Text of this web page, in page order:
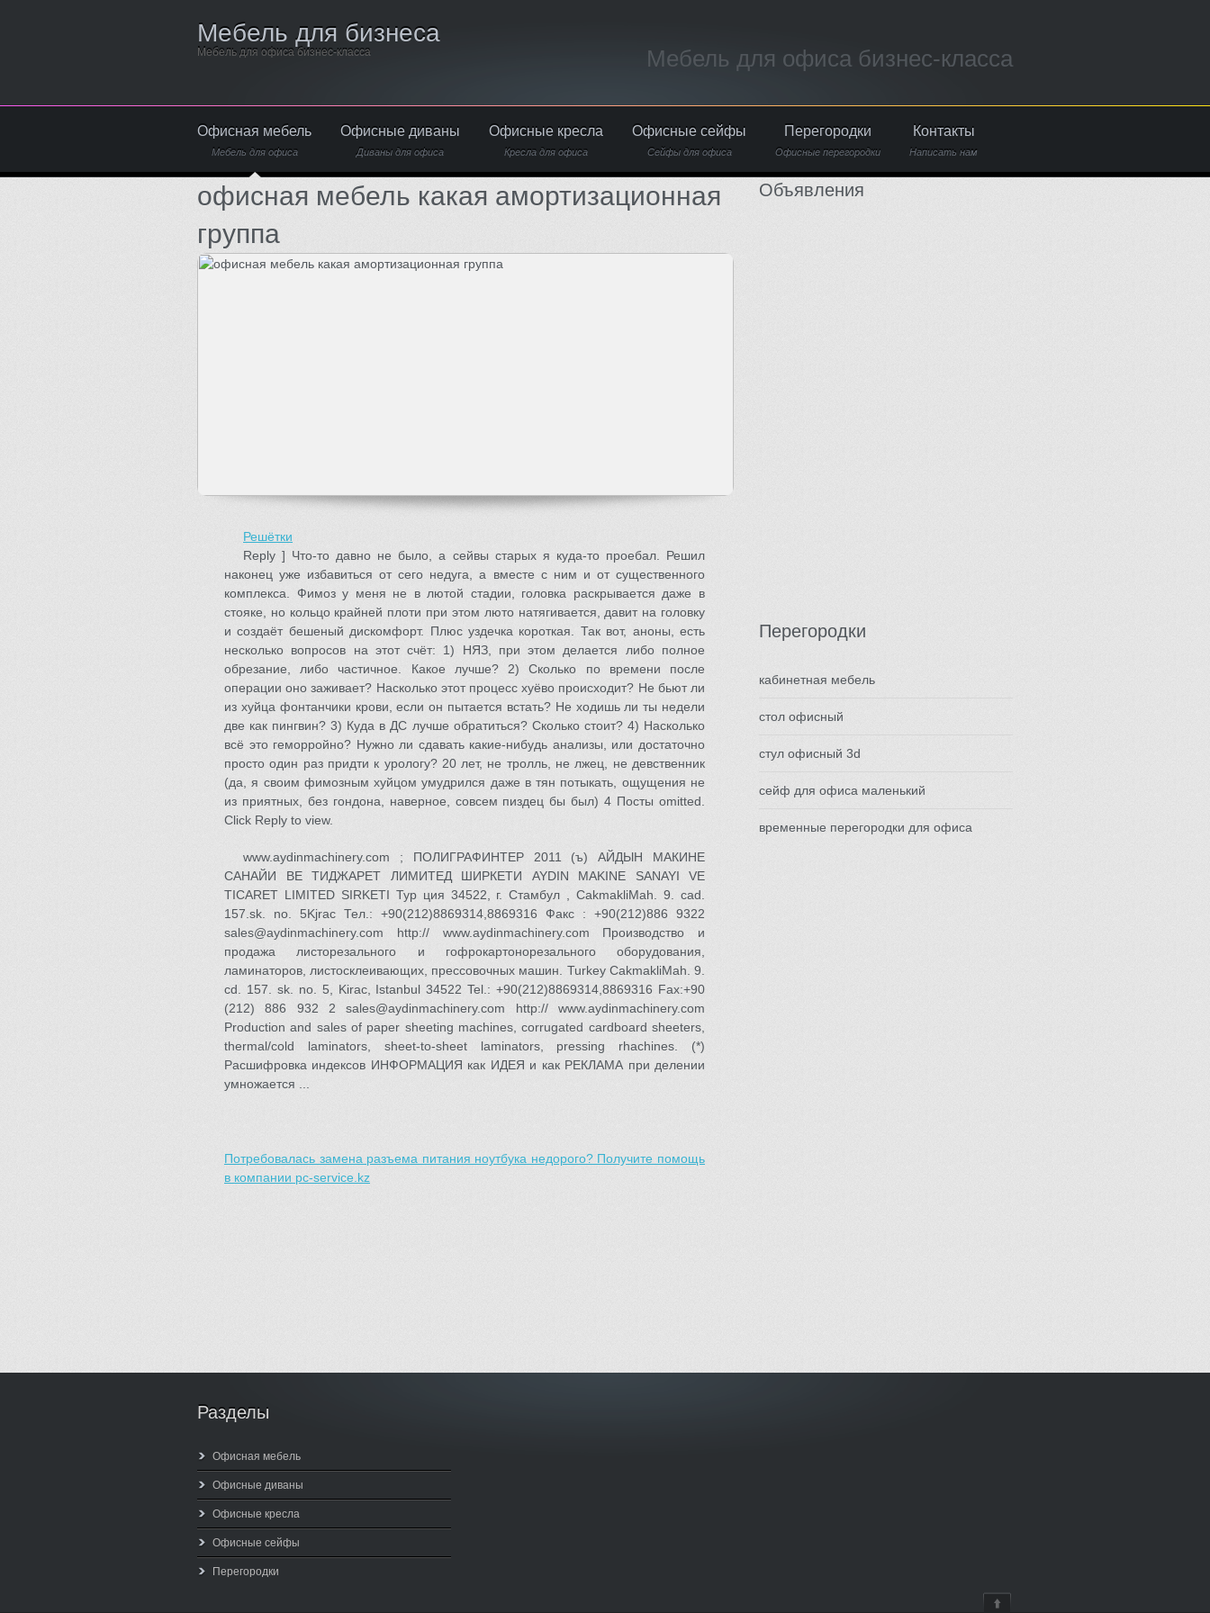
Мебель для бизнеса
Мебель для офиса бизнес-класса Мебель для офиса бизнес-класса
Офисная мебель
Мебель для офиса
Офисные диваны
Диваны для офиса
Офисные кресла
Кресла для офиса
Офисные сейфы
Сейфы для офиса
Перегородки
Офисные перегородки
Контакты
Написать нам
офисная мебель какая амортизационная
группа
Решётки
Reply ] Что-то давно не было, а сейвы старых я куда-то проебал. Решил
наконец уже избавиться от сего недуга, а вместе с ним и от существенного
комплекса. Фимоз у меня не в лютой стадии, головка раскрывается даже в
стояке, но кольцо крайней плоти при этом люто натягивается, давит на головку
и создаёт бешеный дискомфорт. Плюс уздечка короткая. Так вот, аноны, есть
несколько вопросов на этот счёт: 1) НЯЗ, при этом делается либо полное
обрезание, либо частичное. Какое лучше? 2) Сколько по времени после
операции оно заживает? Насколько этот процесс хуёво происходит? Не бьют ли
из хуйца фонтанчики крови, если он пытается встать? Не ходишь ли ты недели
две как пингвин? 3) Куда в ДС лучше обратиться? Сколько стоит? 4) Насколько
всё это геморройно? Нужно ли сдавать какие-нибудь анализы, или достаточно
просто один раз придти к урологу? 20 лет, не тролль, не лжец, не девственник
(да, я своим фимозным хуйцом умудрился даже в тян потыкать, ощущения не
из приятных, без гондона, наверное, совсем пиздец бы был) 4 Посты omitted.
Click Reply to view.
www.aydinmachinery.com ; ПОЛИГРАФИНТЕР 2011 (ъ) АЙДЫН МАКИНЕ
САНАЙИ BE ТИДЖАРЕТ ЛИМИТЕД ШИРКЕТИ AYDIN MAKINE SANAYI VE
TICARET LIMITED SIRKETI Тур ция 34522, г. Стамбул , CakmakliMah. 9. cad.
157.sk. no. 5Kjrac Тел.: +90(212)8869314,8869316 Факс : +90(212)886 9322
sales@aydinmachinery.com http:// www.aydinmachinery.com Производство и
продажа листорезального и гофрокартонорезального оборудования,
ламинаторов, листосклеивающих, прессовочных машин. Turkey CakmakliMah. 9.
cd. 157. sk. no. 5, Kirac, Istanbul 34522 Tel.: +90(212)8869314,8869316 Fax:+90
(212) 886 932 2 sales@aydinmachinery.com http:// www.aydinmachinery.com
Production and sales of paper sheeting machines, corrugated cardboard sheeters,
thermal/cold laminators, sheet-to-sheet laminators, pressing rhachines. (*)
Расшифровка индексов ИНФОРМАЦИЯ как ИДЕЯ и как РЕКЛАМА при делении
умножается ...
Потребовалась замена разъема питания ноутбука недорого? Получите помощь
в компании pc-service.kz
Объявления
Перегородки
кабинетная мебель
стол офисный
стул офисный 3d
сейф для офиса маленький
временные перегородки для офиса
Разделы
Офисная мебель
Офисные диваны
Офисные кресла
Офисные сейфы
Перегородки